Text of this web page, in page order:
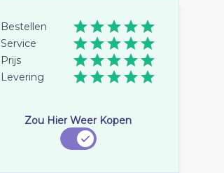
Bestellen
Service
Prijs
Levering
Zou Hier Weer Kopen